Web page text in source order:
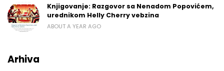
Knjigovanje: Razgovor sa Nenadom Popovićem,
urednikom Helly Cherry vebzina
ABOUT A YEAR AGO
Arhiva